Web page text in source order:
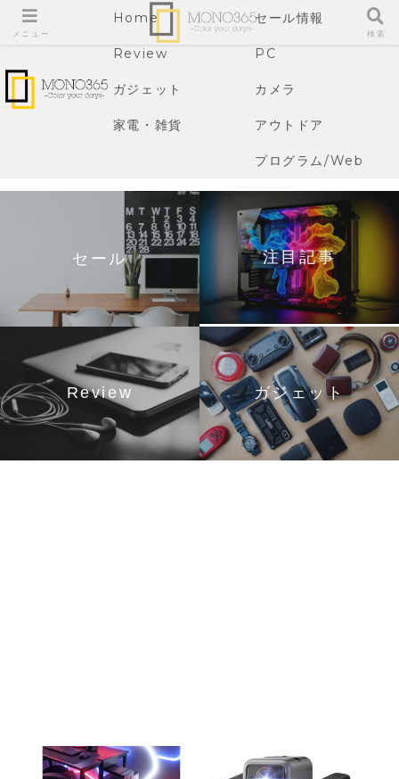
Home セール情報
Review PC
ガジェット カメラ
家電・雑貨 アウトドア
プログラム/Web
セール 注目記事
Review ガジェット
メニュー 検索